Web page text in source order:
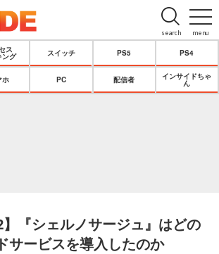
menu
search
ス
ング
スイッチ PS5 PS4
ホ PC 配信者
インサイドちゃ
ん
】『シェルノサージュ』はどの
サービスを導入したのか